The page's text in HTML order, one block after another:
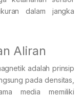
dalam jangka
Aliran
adalah prinsip
pada densitas,
media memiliki